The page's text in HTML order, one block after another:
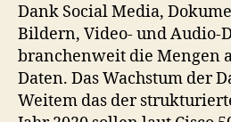
Dank Social Media,
Bildern, Video- und Audio-
branchenweit die Mengen
Daten. Das Wachstum der
Weitem das der